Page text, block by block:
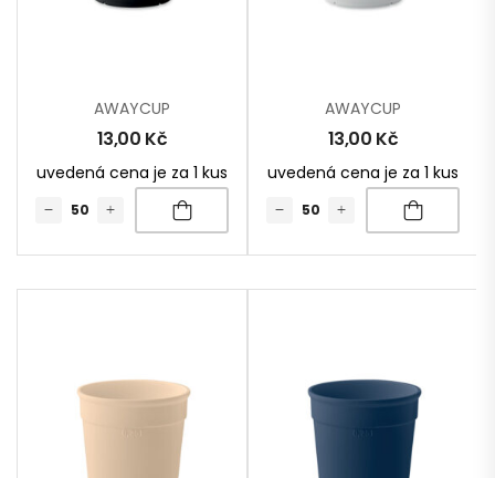
AWAYCUP
13,00 Kč
uvedená cena je za 1 kus
AWAYCUP
13,00 Kč
uvedená cena je za 1 kus